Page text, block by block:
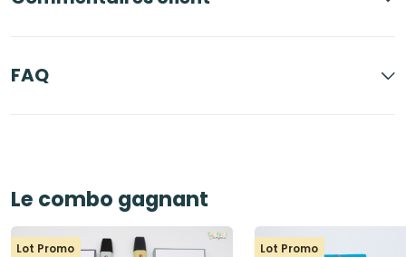
FAQ
Le combo gagnant
Lot Promo
Lot Promo